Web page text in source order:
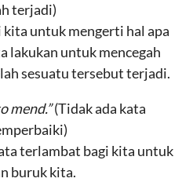
terjadi)
untuk mengerti hal apa
lakukan untuk mencegah
sesuatu tersebut terjadi.
mend.”(Tidak ada kata
terlambat bagi kita untuk
buruk kita.